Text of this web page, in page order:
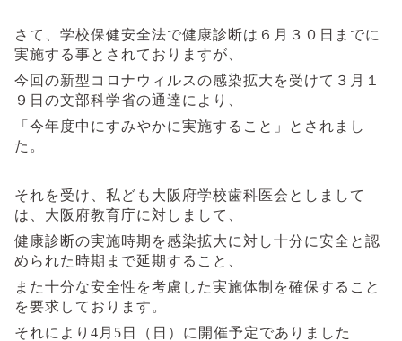
さて、学校保健安全法で健康診断は６月３０日までに
実施する事とされておりますが、
今回の新型コロナウィルスの感染拡大を受けて３月１
９日の文部科学省の通達により、
「今年度中にすみやかに実施すること」とされまし
た。
それを受け、私ども大阪府学校歯科医会としまして
は、大阪府教育庁に対しまして、
健康診断の実施時期を感染拡大に対し十分に安全と認
められた時期まで延期すること、
また十分な安全性を考慮した実施体制を確保すること
を要求しております。
それにより 4 月 5 日（日）に開催予定でありました